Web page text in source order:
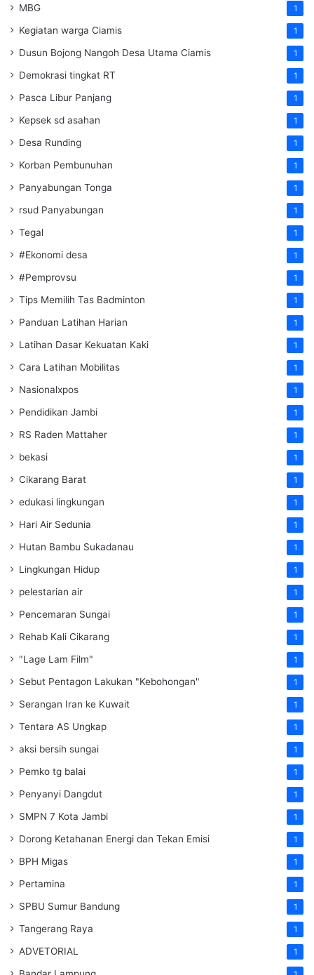
MBG 1
Kegiatan warga Ciamis 1
Dusun Bojong Nangoh Desa Utama Ciamis 1
Demokrasi tingkat RT 1
Pasca Libur Panjang 1
Kepsek sd asahan 1
Desa Runding 1
Korban Pembunuhan 1
Panyabungan Tonga 1
rsud Panyabungan 1
Tegal 1
#Ekonomi desa 1
#Pemprovsu 1
Tips Memilih Tas Badminton 1
Panduan Latihan Harian 1
Latihan Dasar Kekuatan Kaki 1
Cara Latihan Mobilitas 1
Nasionalxpos 1
Pendidikan Jambi 1
RS Raden Mattaher 1
bekasi 1
Cikarang Barat 1
edukasi lingkungan 1
Hari Air Sedunia 1
Hutan Bambu Sukadanau 1
Lingkungan Hidup 1
pelestarian air 1
Pencemaran Sungai 1
Rehab Kali Cikarang 1
"Lage Lam Film" 1
Sebut Pentagon Lakukan "Kebohongan" 1
Serangan Iran ke Kuwait 1
Tentara AS Ungkap 1
aksi bersih sungai 1
Pemko tg balai 1
Penyanyi Dangdut 1
SMPN 7 Kota Jambi 1
Dorong Ketahanan Energi dan Tekan Emisi 1
BPH Migas 1
Pertamina 1
SPBU Sumur Bandung 1
Tangerang Raya 1
ADVETORIAL 1